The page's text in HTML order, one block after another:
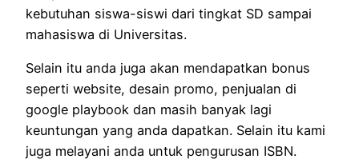
kebutuhan siswa-siswi dari tingkat SD sampai
mahasiswa di Universitas.
Selain itu anda juga akan mendapatkan bonus
seperti website, desain promo, penjualan di
google playbook dan masih banyak lagi
keuntungan yang anda dapatkan. Selain itu kami
juga melayani anda untuk pengurusan ISBN.